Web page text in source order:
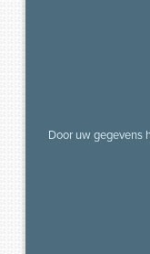
Door uw gegevens